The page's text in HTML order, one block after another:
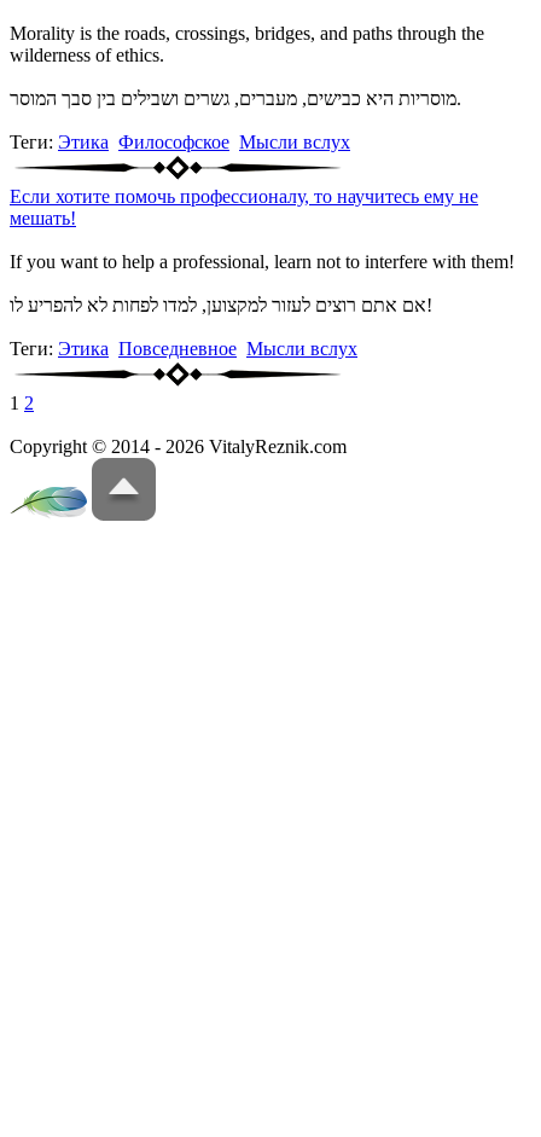
Morality is the roads, crossings, bridges, and paths through the
wilderness of ethics.
מוסריות היא כבישים, מעברים, גשרים ושבילים בין סבך המוסר.
Теги: Этика Философское Мысли вслух
Если хотите помочь профессионалу, то научитесь ему не
мешать!
If you want to help a professional, learn not to interfere with them!
אם אתם רוצים לעזור למקצוען, למדו לפחות לא להפריע לו!
Теги: Этика Повседневное Мысли вслух
1 2
Copyright © 2014 - 2026 VitalyReznik.com